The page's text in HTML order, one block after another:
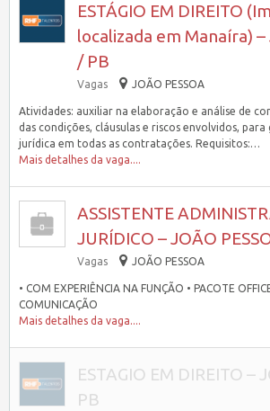
ESTÁGIO EM DIREITO
localizada em Manaíra) –
/ PB
Vagas JOÃO PESSOA
Atividades: auxiliar na elaboração e análise de
das condições, cláusulas e riscos envolvidos,
jurídica em todas as contratações. Requisitos:…
Mais detalhes da vaga....
ASSISTENTE
JURÍDICO – JOÃO
Vagas JOÃO PESSOA
• COM EXPERIÊNCIA NA FUNÇÃO • PACOTE
COMUNICAÇÃO
Mais detalhes da vaga....
ESTAGIO EM DIREITO –
PB